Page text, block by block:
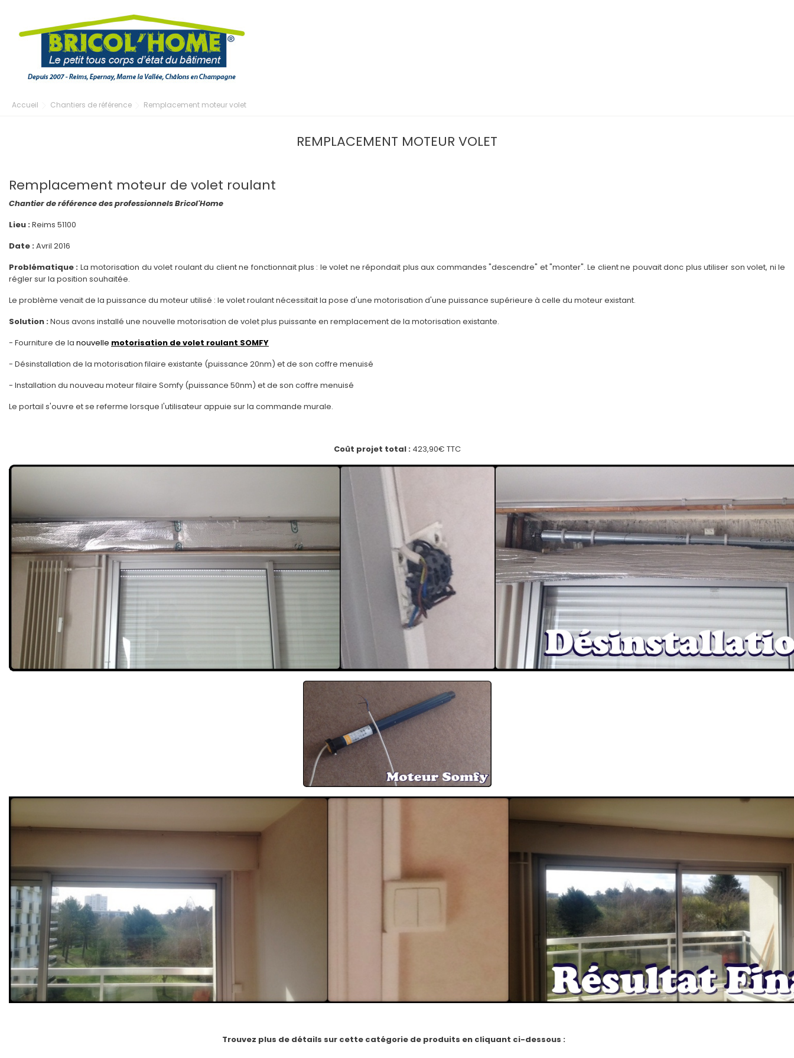
Accueil Chantiers de référence Remplacement moteur volet
REMPLACEMENT MOTEUR VOLET
Remplacement moteur de volet roulant
Chantier de référence des professionnels Bricol'Home
Lieu :Reims 51100
Date :Avril 2016
Problématique : La motorisation du volet roulant du client ne fonctionnait plus : le volet ne répondait plus aux commandes "descendre" et "monter". Le client ne pouvait donc plus utiliser son volet, ni le
régler sur la position souhaitée.
Le problème venait de la puissance du moteur utilisé : le volet roulant nécessitait la pose d'une motorisation d'une puissance supérieure à celle du moteur existant.
Solution :Nous avons installé une nouvelle motorisation de volet plus puissante en remplacement de la motorisation existante.
- Fourniture de la nouvelle motorisation de volet roulant SOMFY
- Désinstallation de la motorisation filaire existante (puissance 20nm) et de son coffre menuisé
- Installation du nouveau moteur filaire Somfy (puissance 50nm) et de son coffre menuisé
Le portail s'ouvre et se referme lorsque l'utilisateur appuie sur la commande murale.
Coût projet total :423,90€ TTC
Trouvez plus de détails sur cette catégorie de produits en cliquant ci-dessous :